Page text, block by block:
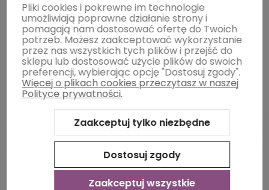
Informacje
O nas
Sklep internetowy Shoper Premium
Szablon Shoper Modern
3.0™od GrowCommerce
Pliki cookies i pokrewne im technologie
umożliwiają poprawne działanie strony i
pomagają nam dostosować ofertę do Twoich
potrzeb. Możesz zaakceptować wykorzystanie
przez nas wszystkich tych plików i przejść do
sklepu lub dostosować użycie plików do swoich
preferencji, wybierając opcję "Dostosuj zgody".
Więcej o plikach cookies przeczytasz w naszej
Polityce prywatności.
Zaakceptuj tylko niezbędne
Dostosuj zgody
Zaakceptuj wszystkie